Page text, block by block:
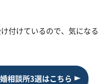
付けているので、気になる
相談所3選はこちら